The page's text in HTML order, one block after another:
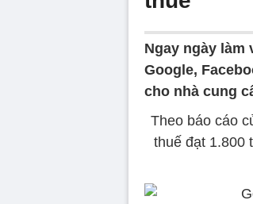
Ngay ngày
Google,
cho nhà cung
Theo báo cáo
thuế đạt 1.800